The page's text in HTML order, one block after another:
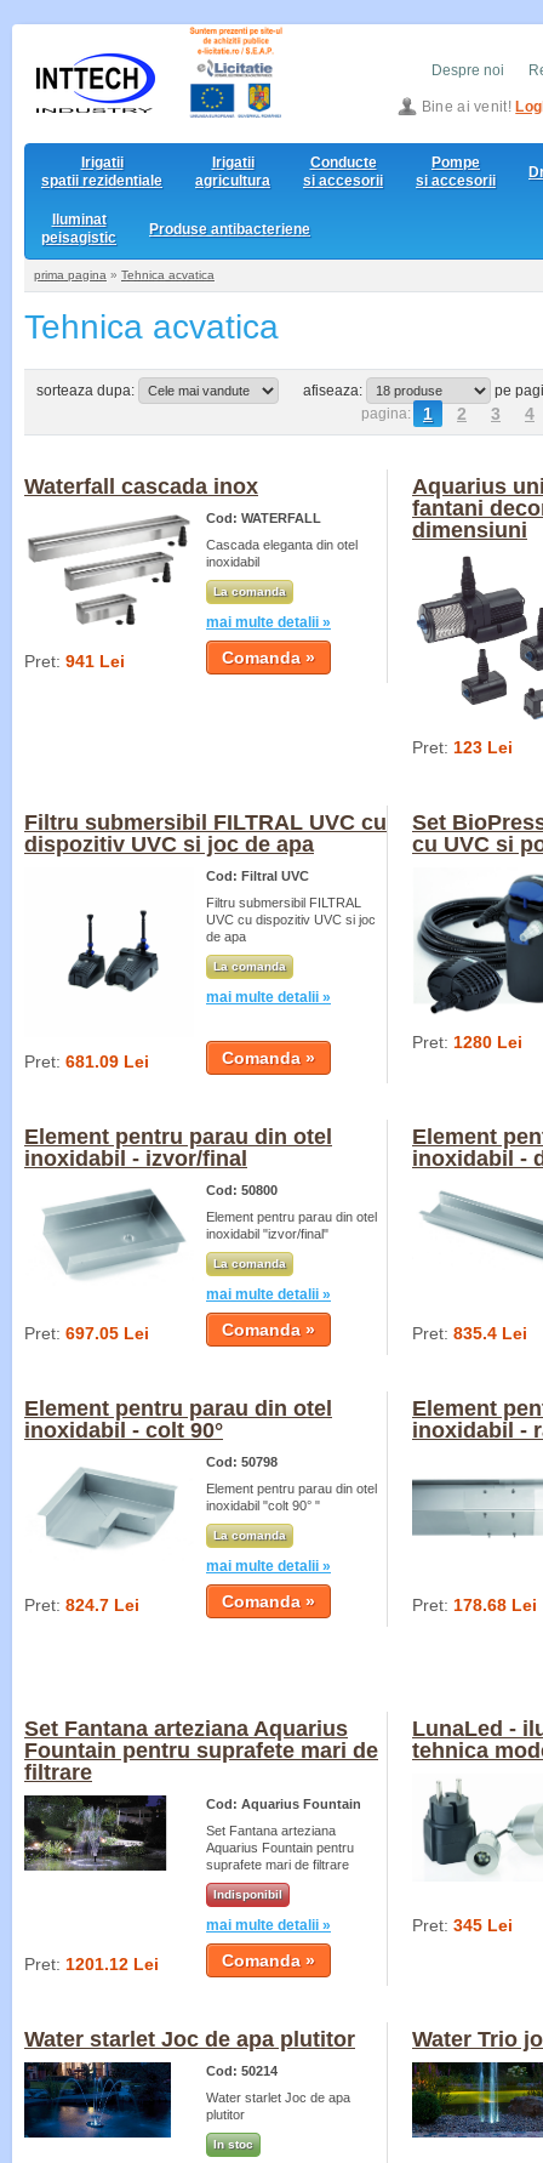
Despre noi
Bine ai venit!
Irigatii
spatii rezidentiale
Irigatii
agricultura
Conducte
si accesorii
Pompe
si accesorii
Iluminat
peisagistic
Produse antibacteriene
prima pagina » Tehnica acvatica
Tehnica acvatica
sorteaza dupa: afiseaza:
pe
pagina:
1 2 3 4
Waterfall cascada inox
Cod: WATERFALL
Cascada eleganta din otel
inoxidabil
La comanda
mai multe detalii »
Pret: 941 Lei
Aquarius
fantani
dimensiuni
Pret: 123 Lei
Filtru submersibil FILTRAL UVC cu
dispozitiv UVC si joc de apa
Cod: Filtral UVC
Filtru submersibil FILTRAL
UVC cu dispozitiv UVC si joc
de apa
La comanda
mai multe detalii »
Pret: 681.09 Lei
Set
cu UVC si
Pret: 1280 Lei
Element pentru parau din otel
inoxidabil - izvor/final
Cod: 50800
Element pentru parau din otel
inoxidabil "izvor/final"
La comanda
mai multe detalii »
Pret: 697.05 Lei
Element
inoxidabil -
Pret: 835.4 Lei
Element pentru parau din otel
inoxidabil - colt 90°
Cod: 50798
Element pentru parau din otel
inoxidabil "colt 90° "
La comanda
mai multe detalii »
Pret: 824.7 Lei
Element
inoxidabil -
Pret: 178.68 Lei
Set Fantana arteziana Aquarius
Fountain pentru suprafete mari de
filtrare
Cod: Aquarius Fountain
Set Fantana arteziana
Aquarius Fountain pentru
suprafete mari de filtrare
Indisponibil
mai multe detalii »
Pret: 1201.12 Lei
LunaLed -
tehnica
Pret: 345 Lei
Water starlet Joc de apa plutitor
Cod: 50214
Water starlet Joc de apa
plutitor
In stoc
Water Trio